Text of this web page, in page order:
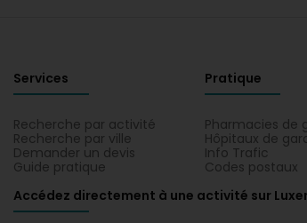
Services
Recherche par activité
Recherche par ville
Demander un devis
Guide pratique
Pratique
Pharmacies de
Hôpitaux de
Info Trafic
Codes postaux
Accédez directement à une activité sur